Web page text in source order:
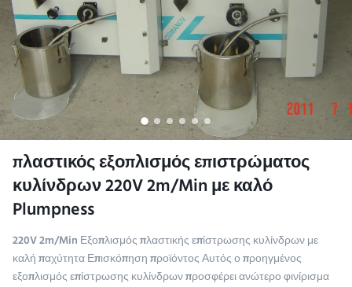
πλαστικός εξοπλισμός επιστρώματος
κυλίνδρων 220V 2m/Min με καλό
Plumpness
220V 2m/Min Εξοπλισμός πλαστικής επίστρωσης κυλίνδρων με
καλή παχύτητα Επισκόπηση προϊόντος Αυτός ο προηγμένος
εξοπλισμός επίστρωσης κυλίνδρων προσφέρει ανώτερο φινίρισμα